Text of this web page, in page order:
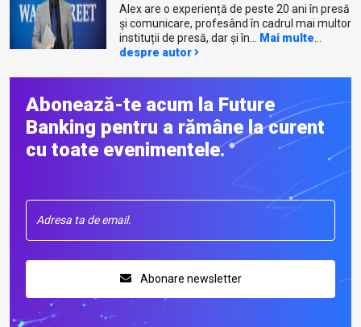
Alex are o experiență de peste 20 ani în presă
și comunicare, profesând în cadrul mai multor
instituții de presă, dar și în... Mai multe
despre autor
Abonează-te acum la Future
Banking pentru a rămâne la curent
cu toate evenimentele.
Abonare newsletter